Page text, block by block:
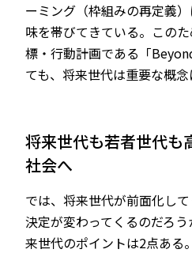
ーミング（枠組みの再定義
味を帯びてきている。この
標・行動計画である「
ても、将来世代は重要な概念
将来世代も若者世代も
社会へ
では、将来世代が前面化し
決定が変わってくるのだろ
来世代のポイントは2点ある